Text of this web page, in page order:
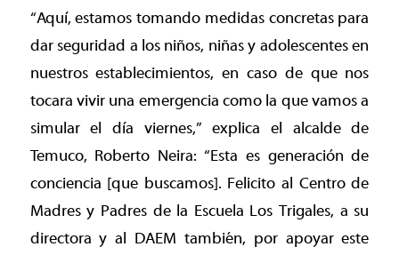
“Aquí, estamos tomando medidas concretas para
dar seguridad a los niños, niñas y adolescentes en
nuestros establecimientos, en caso de que nos
tocara vivir una emergencia como la que vamos a
simular el día viernes,” explica el alcalde de
Temuco, Roberto Neira: “Esta es generación de
conciencia [que buscamos]. Felicito al Centro de
Madres y Padres de la Escuela Los Trigales, a su
directora y al DAEM también, por apoyar este